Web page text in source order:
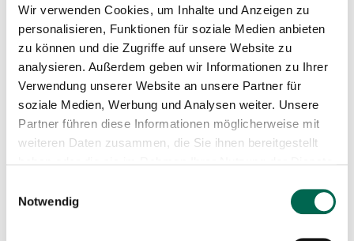
Wir verwenden Cookies, um Inhalte und Anzeigen zu
personalisieren, Funktionen für soziale Medien anbieten
zu können und die Zugriffe auf unsere Website zu
analysieren. Außerdem geben wir Informationen zu Ihrer
Verwendung unserer Website an unsere Partner für
soziale Medien, Werbung und Analysen weiter. Unsere
Partner führen diese Informationen möglicherweise mit
weiteren Daten zusammen, die Sie ihnen bereitgestellt
Notwendig
Handarbeit! Wenn du Lust hast zu lernen, boden-
und artenschonend zu arbeiten und dabei etwas für
deine körperliche und geistige Fitness zu tun, bist
du bei unserer Sensenaktion genau richtig.
Das erwartet dich:
Flächen so besonders macht.